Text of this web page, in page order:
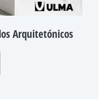
Arquitetónicos